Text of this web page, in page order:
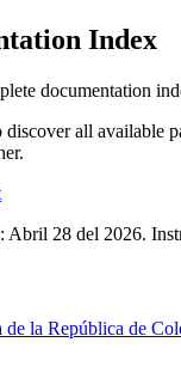
Index
documentation
all available
Abril 28 del 2026.
la República de